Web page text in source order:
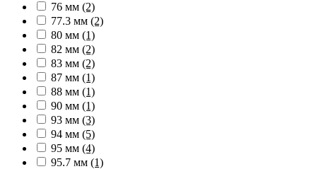
76 мм (2)
77.3 мм (2)
80 мм (1)
82 мм (2)
83 мм (2)
87 мм (1)
88 мм (1)
90 мм (1)
93 мм (3)
94 мм (5)
95 мм (4)
95.7 мм (1)